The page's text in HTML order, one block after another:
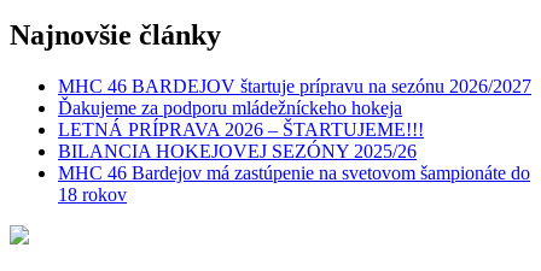
Najnovšie články
MHC 46 BARDEJOV štartuje prípravu na sezónu 2026/2027
Ďakujeme za podporu mládežníckeho hokeja
LETNÁ PRÍPRAVA 2026 – ŠTARTUJEME!!!
BILANCIA HOKEJOVEJ SEZÓNY 2025/26
MHC 46 Bardejov má zastúpenie na svetovom šampionáte do
18 rokov